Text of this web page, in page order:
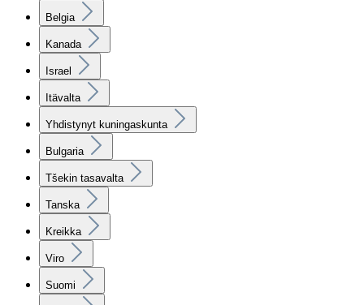
Belgia
Kanada
Israel
Itävalta
Yhdistynyt kuningaskunta
Bulgaria
Tšekin tasavalta
Tanska
Kreikka
Viro
Suomi